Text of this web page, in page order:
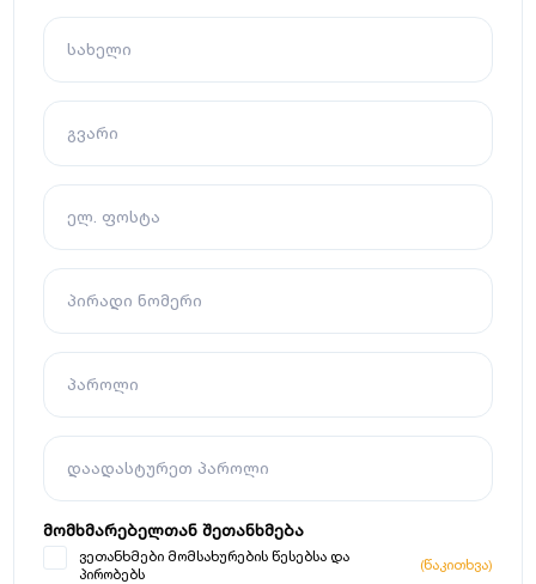
სახელი
გვარი
ელ. ფოსტა
პირადი ნომერი
პაროლი
დაადასტურეთ პაროლი
მომხმარებელთან შეთანხმება
ვეთანხმები მომსახურების წესებსა და
პირობებს
(წაკითხვა)